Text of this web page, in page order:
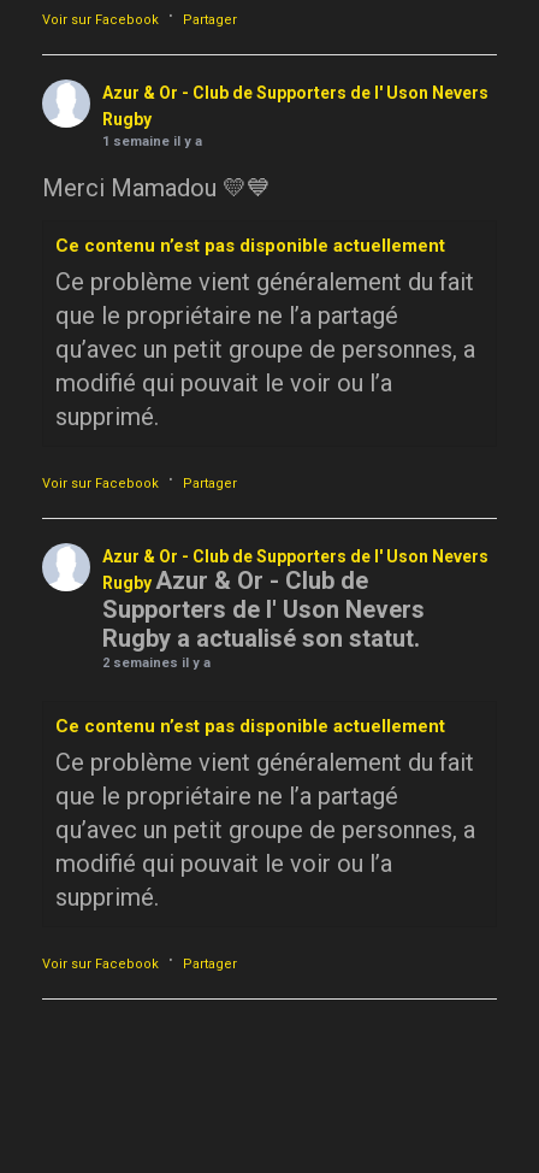
Voir sur Facebook · Partager
Azur & Or - Club de Supporters de l' Uson Nevers
Rugby
1 semaine il y a
Merci Mamadou 💛💙
Ce contenu n’est pas disponible actuellement
Ce problème vient généralement du fait
que le propriétaire ne l’a partagé
qu’avec un petit groupe de personnes, a
modifié qui pouvait le voir ou l’a
supprimé.
Voir sur Facebook · Partager
Azur & Or - Club de Supporters de l' Uson Nevers
RugbyAzur & Or - Club de
Supporters de l' Uson Nevers
Rugby a actualisé son statut.
2 semaines il y a
Ce contenu n’est pas disponible actuellement
Ce problème vient généralement du fait
que le propriétaire ne l’a partagé
qu’avec un petit groupe de personnes, a
modifié qui pouvait le voir ou l’a
supprimé.
Voir sur Facebook · Partager